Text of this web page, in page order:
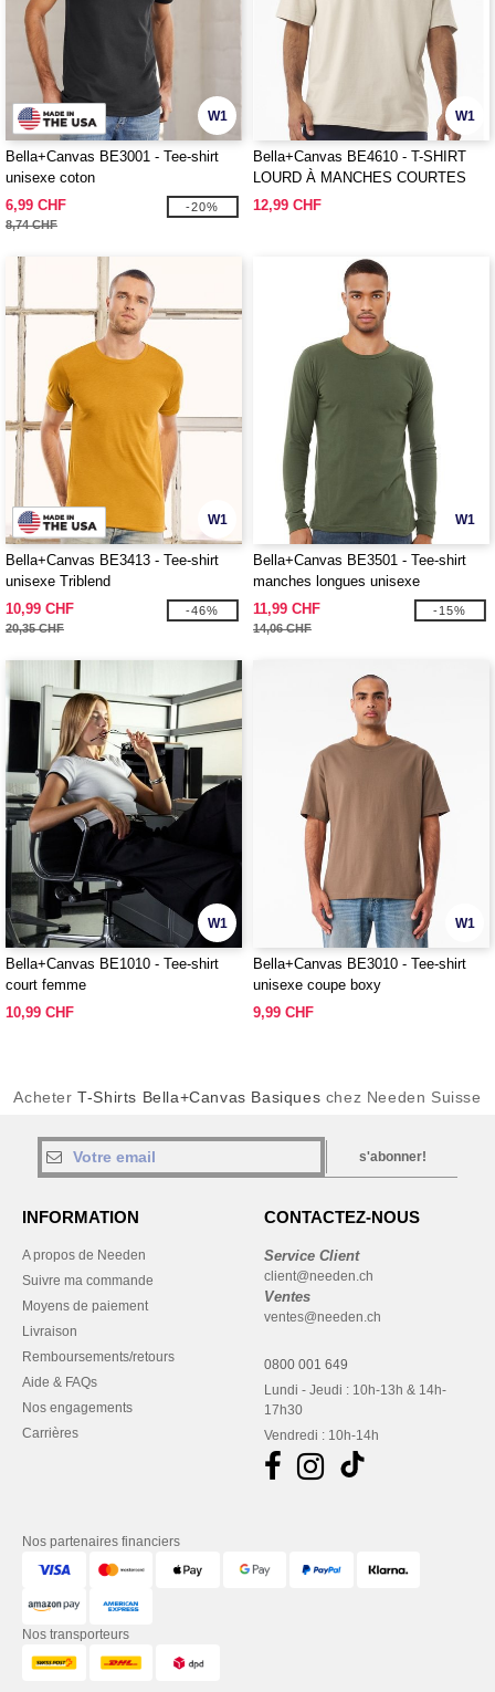
W1
Bella+Canvas BE3001 - Tee-shirt
unisexe coton
6,99 CHF
8,74 CHF
-20%
W1
Bella+Canvas BE4610 - T-SHIRT
LOURD À MANCHES COURTES
UNISEXE
12,99 CHF
W1
Bella+Canvas BE3413 - Tee-shirt
unisexe Triblend
10,99 CHF
20,35 CHF
-46%
W1
Bella+Canvas BE3501 - Tee-shirt
manches longues unisexe
11,99 CHF
14,06 CHF
-15%
W1
Bella+Canvas BE1010 - Tee-shirt
court femme
10,99 CHF
W1
Bella+Canvas BE3010 - Tee-shirt
unisexe coupe boxy
9,99 CHF
AcheterT-Shirts Bella+Canvas Basiques chez Needen Suisse
s'abonner!
INFORMATION
A propos de Needen
Suivre ma commande
Moyens de paiement
Livraison
Remboursements/retours
Aide & FAQs
Nos engagements
Carrières
CONTACTEZ-NOUS
Service Client
client@needen.ch
Ventes
ventes@needen.ch
0800 001 649
Lundi - Jeudi : 10h-13h & 14h-
17h30
Vendredi : 10h-14h
Nos partenaires financiers
Nos transporteurs